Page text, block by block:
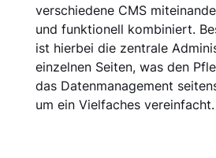
verschiedene CMS
und funktionell kombiniert.
ist hierbei die zentrale
einzelnen Seiten, was den
das Datenmanagement
um ein Vielfaches vereinfacht.